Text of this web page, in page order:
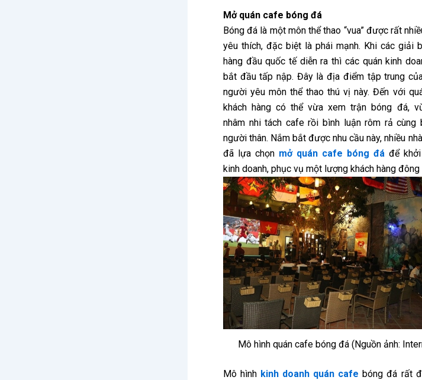
Mở quán cafe bóng đá
Bóng đá là một môn thể thao “vua” được rất
yêu thích, đặc biệt là phái mạnh. Khi các giải
hàng đầu quốc tế diễn ra thì các quán kinh
bắt đầu tấp nập. Đây là địa điểm tập trung
người yêu môn thể thao thú vị này. Đến với
khách hàng có thể vừa xem trận bóng đá,
nhâm nhi tách cafe rồi bình luận rôm rả cùng
người thân. Nắm bắt được nhu cầu này, nhiều
đã lựa chọn mở quán cafe bóng đáđể khởi
kinh doanh, phục vụ một lượng khách hàng đông
Mô hình quán cafe bóng đá (Nguồn ảnh:
Mô hình kinh doanh quán cafe bóng đá rất